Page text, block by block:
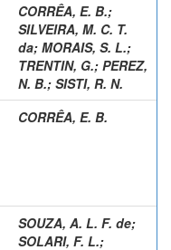
CORRÊA, E. B.;
SILVEIRA, M. C. T.
da; MORAIS, S. L.;
TRENTIN, G.; PEREZ,
N. B.; SISTI, R. N.
CORRÊA, E. B.
SOUZA, A. L. F. de;
SOLARI, F. L.;